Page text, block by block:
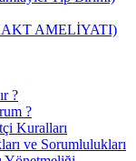
AMELİYATI)
?
?
Kuralları
ve Sorumlulukları